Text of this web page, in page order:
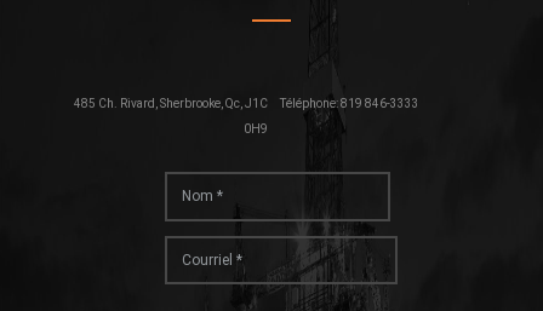
Téléphone: 819 846-3333
485 Ch. Rivard, Sherbrooke, Qc, J1C
0H9